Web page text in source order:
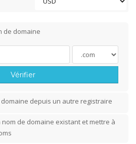
de domaine
Vérifier
depuis un autre registraire
nom de domaine existant et mettre à